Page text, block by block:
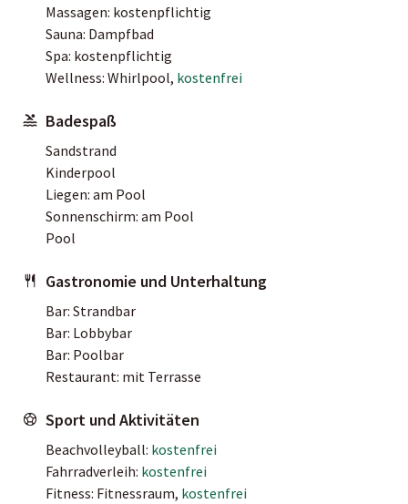
Massagen: kostenpflichtig
Sauna: Dampfbad
Spa: kostenpflichtig
Wellness: Whirlpool, kostenfrei
Badespaß
Sandstrand
Kinderpool
Liegen: am Pool
Sonnenschirm: am Pool
Pool
Gastronomie und Unterhaltung
Bar: Strandbar
Bar: Lobbybar
Bar: Poolbar
Restaurant: mit Terrasse
Sport und Aktivitäten
Beachvolleyball: kostenfrei
Fahrradverleih: kostenfrei
Fitness: Fitnessraum, kostenfrei